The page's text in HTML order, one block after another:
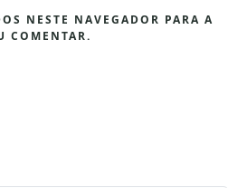
NESTE NAVEGADOR PARA A
COMENTAR.